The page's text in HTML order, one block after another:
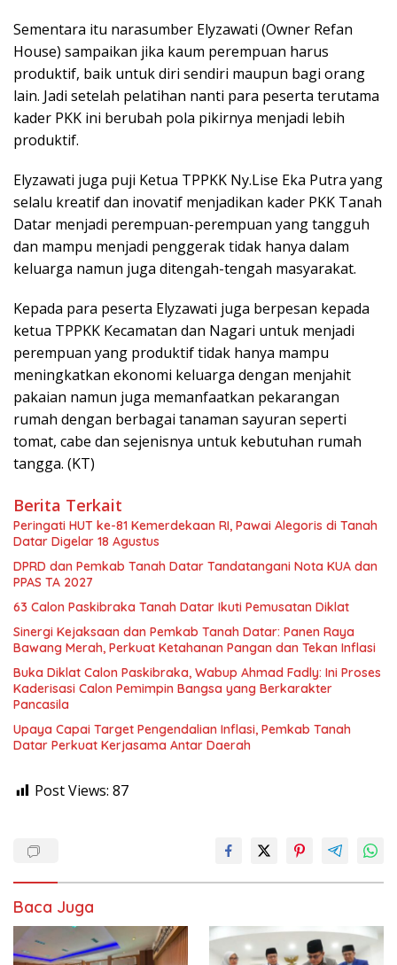
Sementara itu narasumber Elyzawati (Owner Refan
House) sampaikan jika kaum perempuan harus
produktif, baik untuk diri sendiri maupun bagi orang
lain. Jadi setelah pelatihan nanti para peserta terutama
kader PKK ini berubah pola pikirnya menjadi lebih
produktif.
Elyzawati juga puji Ketua TPPKK Ny.Lise Eka Putra yang
selalu kreatif dan inovatif menjadikan kader PKK Tanah
Datar menjadi perempuan-perempuan yang tangguh
dan mampu menjadi penggerak tidak hanya dalam
keluarga namun juga ditengah-tengah masyarakat.
Kepada para peserta Elyzawati juga berpesan kepada
ketua TPPKK Kecamatan dan Nagari untuk menjadi
perempuan yang produktif tidak hanya mampu
meningkatkan ekonomi keluarga dengan menjahit
pakaian namun juga memanfaatkan pekarangan
rumah dengan berbagai tanaman sayuran seperti
tomat, cabe dan sejenisnya untuk kebutuhan rumah
tangga. (KT)
Berita Terkait
Peringati HUT ke-81 Kemerdekaan RI, Pawai Alegoris di Tanah
Datar Digelar 18 Agustus
DPRD dan Pemkab Tanah Datar Tandatangani Nota KUA dan
PPAS TA 2027
63 Calon Paskibraka Tanah Datar Ikuti Pemusatan Diklat
Sinergi Kejaksaan dan Pemkab Tanah Datar: Panen Raya
Bawang Merah, Perkuat Ketahanan Pangan dan Tekan Inflasi
Buka Diklat Calon Paskibraka, Wabup Ahmad Fadly: Ini Proses
Kaderisasi Calon Pemimpin Bangsa yang Berkarakter
Pancasila
Upaya Capai Target Pengendalian Inflasi, Pemkab Tanah
Datar Perkuat Kerjasama Antar Daerah
Post Views: 87
Baca Juga